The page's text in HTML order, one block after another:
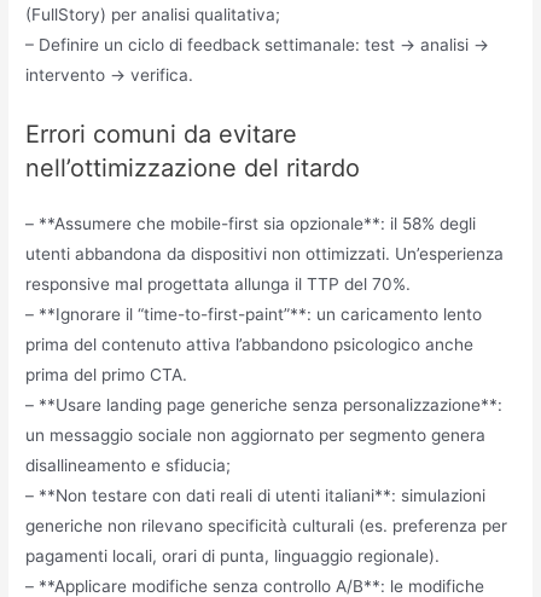
(FullStory) per analisi qualitativa;
– Definire un ciclo di feedback settimanale: test → analisi →
intervento → verifica.
Errori comuni da evitare
nell’ottimizzazione del ritardo
– **Assumere che mobile-first sia opzionale**: il 58% degli
utenti abbandona da dispositivi non ottimizzati. Un’esperienza
responsive mal progettata allunga il TTP del 70%.
– **Ignorare il “time-to-first-paint”**: un caricamento lento
prima del contenuto attiva l’abbandono psicologico anche
prima del primo CTA.
– **Usare landing page generiche senza personalizzazione**:
un messaggio sociale non aggiornato per segmento genera
disallineamento e sfiducia;
– **Non testare con dati reali di utenti italiani**: simulazioni
generiche non rilevano specificità culturali (es. preferenza per
pagamenti locali, orari di punta, linguaggio regionale).
– **Applicare modifiche senza controllo A/B**: le modifiche